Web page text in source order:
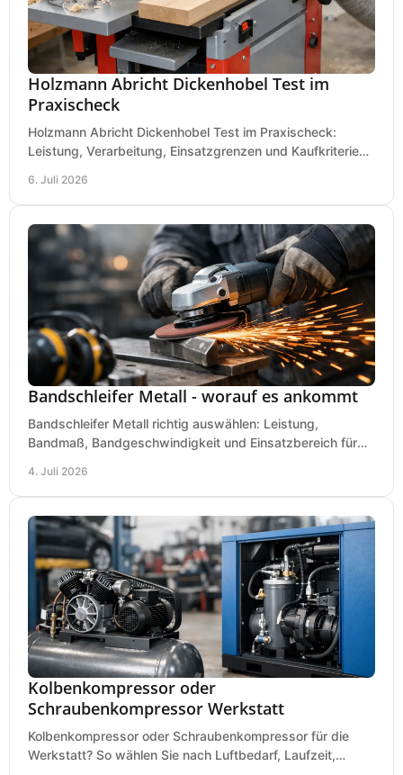
Holzmann Abricht Dickenhobel Test im
Praxischeck
Holzmann Abricht Dickenhobel Test im Praxischeck:
Leistung, Verarbeitung, Einsatzgrenzen und Kaufkriterien
6. Juli 2026
Bandschleifer Metall - worauf es ankommt
Bandschleifer Metall richtig auswählen: Leistung,
Bandmaß, Bandgeschwindigkeit und Einsatzbereich für
4. Juli 2026
Kolbenkompressor oder
Schraubenkompressor Werkstatt
Kolbenkompressor oder Schraubenkompressor für die
Werkstatt? So wählen Sie nach Luftbedarf, Laufzeit,